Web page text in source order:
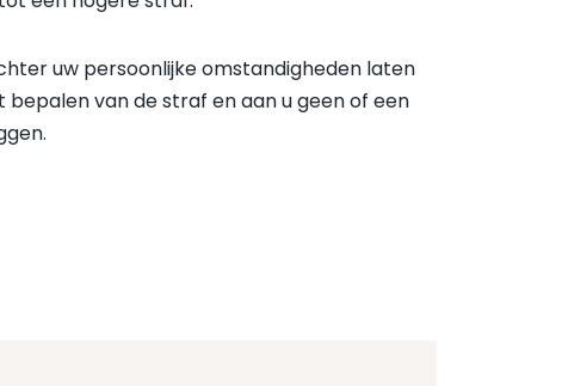
uw persoonlijke omstandigheden laten
bepalen van de straf en aan u geen of een